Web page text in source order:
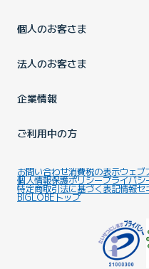
個人のお客さま
法人のお客さま
企業情報
ご利用中の方
お問い合わせ消費税の表示ウェブ
個人情報保護ポリシープライバシ
特定商取引法に基づく表記情報セ
BIGLOBEトップ